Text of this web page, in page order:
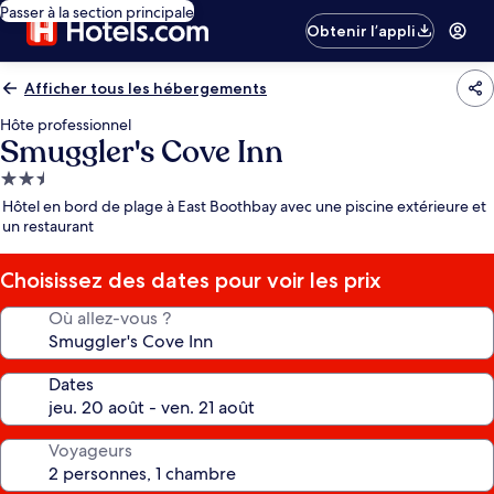
Passer à la section principale
Obtenir l’appli
Afficher tous les hébergements
Hôte professionnel
Smuggler's Cove Inn
Hébergement
2.5 étoiles
Hôtel en bord de plage à East Boothbay avec une piscine extérieure et
un restaurant
Choisissez des dates pour voir les prix
Où allez-vous ?
Dates
Voyageurs